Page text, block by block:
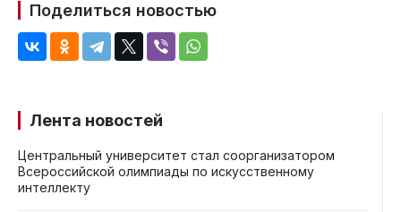
Лента новостей
Центральный университет стал соорганизатором
Всероссийской олимпиады по искусственному
интеллекту
Поделиться новостью